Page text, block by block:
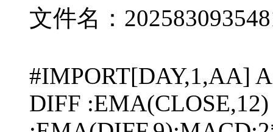
文件名：
#IMPORT[DAY,1,AA]
DIFF